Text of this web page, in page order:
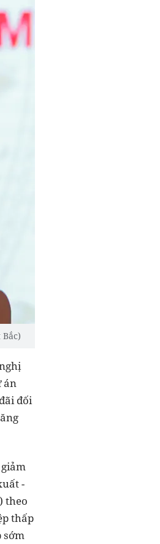
án
đối
-
theo
thấp
sớm